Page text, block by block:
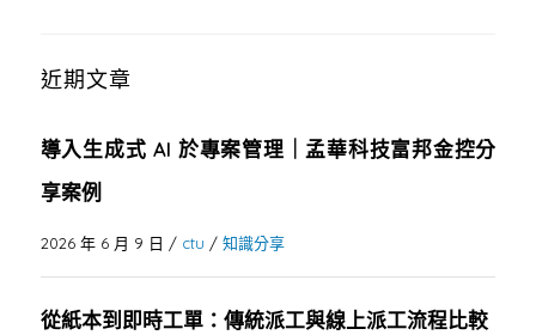
近期文章
導入生成式 AI 於專案管理｜孟華科技富邦金控分
享案例
2026 年 6 月 9 日 / ctu / 知識分享
從紙本到即時工單：傳統派工與線上派工流程比較